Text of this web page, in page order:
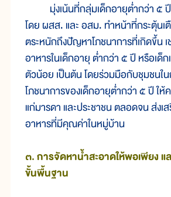
มุ่งเน้นที่กลุ่มเด็กอายุต่ำกว่า ๕ ปี
โดย ผสส. และ อสม. ทำหน้าที่กระตุ้นเ
ตระหนักถึงปัญหาโภชนาการที่เกิดขึ้น เ
อาหารในเด็กอายุ ต่ำกว่า ๕ ปี หรือเด็
ตัวน้อย เป็นต้น โดยร่วมมือกับชุมชนใน
โภชนาการของเด็กอายุต่ำกว่า ๕ ปี ให้
แก่มารดา และประชาชน ตลอดจน ส่งเ
อาหารที่มีคุณค่าในหมู่บ้าน
๓. การจัดหาน้ำสะอาดให้พอเพียง แ
ขั้นพื้นฐาน